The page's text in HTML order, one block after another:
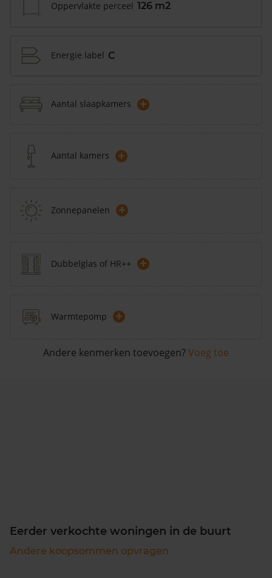
Oppervlakte perceel 126 m2
Energie label C
Aantal slaapkamers +
Aantal kamers +
Zonnepanelen +
Dubbelglas of HR++ +
Warmtepomp +
Andere kenmerken toevoegen? Voeg toe
Eerder verkochte woningen in de buurt
Andere koopsommen opvragen